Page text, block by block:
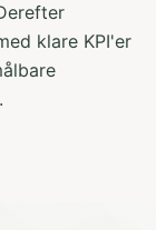
klare KPI'er